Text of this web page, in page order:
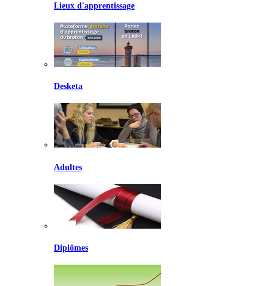
Lieux d'apprentissage
Desketa
Adultes
Diplômes